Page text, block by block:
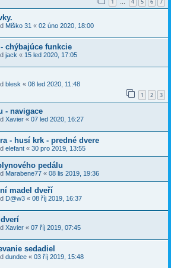
…
Miško 31 « 02 úno 2020, 18:00
chýbajúce funkcie
jack « 15 led 2020, 17:05
blesk « 08 led 2020, 11:48
1 2 3
- navigace
Xavier « 07 led 2020, 16:27
- husí krk - predné dvere
elefant « 30 pro 2019, 13:55
pedálu
Marabene77 « 08 lis 2019, 19:36
madel dveří
D@w3 « 08 říj 2019, 16:37
Xavier « 07 říj 2019, 07:45
sedadiel
dundee « 03 říj 2019, 15:48